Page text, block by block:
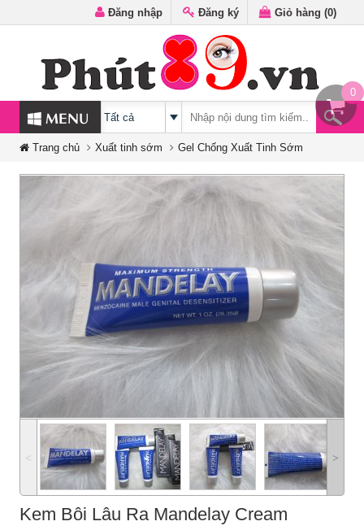
0
Đăng nhập Đăng ký Giỏ hàng (0)
MENU
Trang chủ Xuất tinh sớm Gel Chống Xuất Tinh Sớm
˂ ˃
Kem Bôi Lâu Ra Mandelay Cream